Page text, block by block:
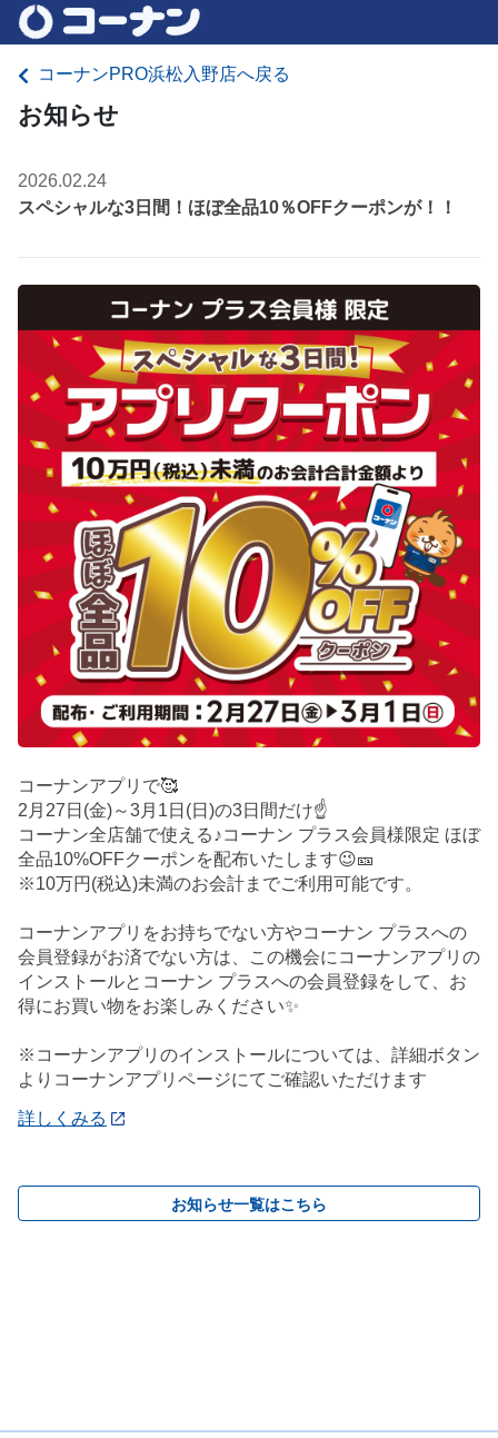
コーナンPRO浜松入野店へ戻る
お知らせ
2026.02.24
スペシャルな3日間！ほぼ全品10％OFFクーポンが！！
コーナンアプリで🥰
2月27日(金)～3月1日(日)の3日間だけ☝️
コーナン全店舗で使える♪コーナン プラス会員様限定 ほぼ
全品10%OFFクーポンを配布いたします😉🎫
※10万円(税込)未満のお会計までご利用可能です。
コーナンアプリをお持ちでない方やコーナン プラスへの
会員登録がお済でない方は、この機会にコーナンアプリの
インストールとコーナン プラスへの会員登録をして、お
得にお買い物をお楽しみください✨
※コーナンアプリのインストールについては、詳細ボタン
よりコーナンアプリページにてご確認いただけます
詳しくみる
お知らせ一覧はこちら